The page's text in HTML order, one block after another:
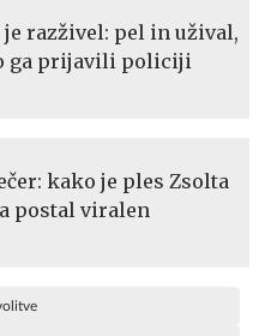
je razživel: pel in užival,
ga prijavili policiji
kako je ples Zsolta
postal viralen